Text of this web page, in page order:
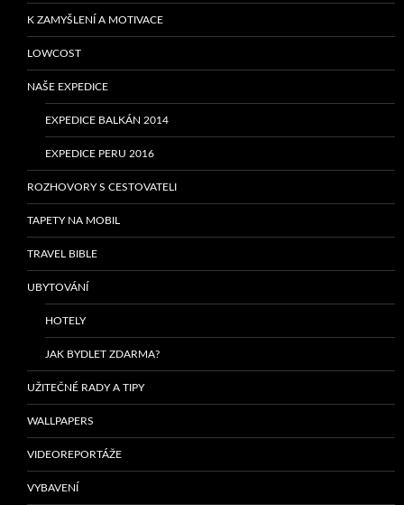
K ZAMYŠLENÍ A MOTIVACE
LOWCOST
NAŠE EXPEDICE
EXPEDICE BALKÁN 2014
EXPEDICE PERU 2016
ROZHOVORY S CESTOVATELI
TAPETY NA MOBIL
TRAVEL BIBLE
UBYTOVÁNÍ
HOTELY
JAK BYDLET ZDARMA?
UŽITEČNÉ RADY A TIPY
WALLPAPERS
VIDEOREPORTÁŽE
VYBAVENÍ